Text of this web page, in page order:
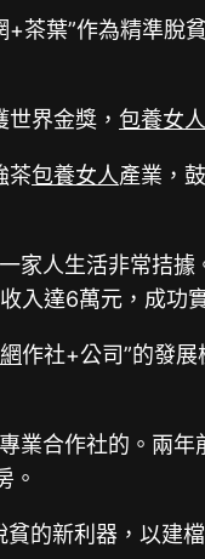
茶葉”作為精準脫
世界金獎，包養女人
茶包養女人產業，
家人生活非常拮據
入達6萬元，成功
作社+公司”的發
業合作社的。兩
。
貧的新利器，以建